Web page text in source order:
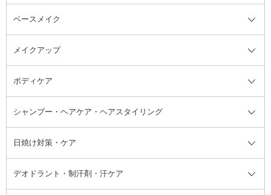
スキンケア・基礎化粧品全て
洗顔料
美容液
オールインワン化粧品 フェイスクリーム
フェイスオイル・バーム
ブースター・導入液
ベースメイク
ベースメイク全て
BBクリーム
コンシーラー ファンデーション
フェイスパウダー
メイクアップ
メイクアップ全て
まつげ美容液 つけまつげ
アイシャドウ
アイブロウ・眉マスカラ
ボディケア
ボディケア全て
ボディソープ・ハンドソープ・石
けん
ボディケア
レッグ・フットケア
シャンプー・ヘアケア・ヘアスタイリング
シャンプー・ヘアケア・ヘアスタ
イリング全て
洗い流さないトリートメント
日焼け対策・ケア
日焼け対策・ケア全て
デオドラント・制汗剤・汗ケア